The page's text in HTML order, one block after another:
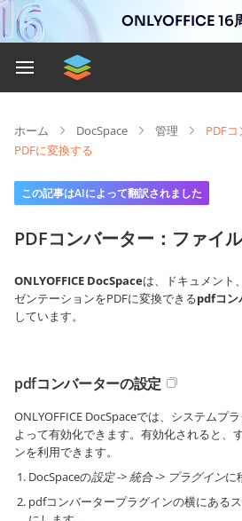
ONLYOFFICE 16
ホーム DocSpace 管理
PDF
PDFに変換する
この記事はAIによって翻訳されました
PDFコンバーター：ファイ
ONLYOFFICE DocSpaceは、ドキュメント
ゼンテーションをPDFに変換できるpdfコン
しています。
pdfコンバーターの設定
ONLYOFFICE DocSpaceでは、システムプ
よって有効化できます。有効化されると、
ンを利用できます。
DocSpaceの設定->統合-> プラグインに
pdfコンバータープラグインの横にある